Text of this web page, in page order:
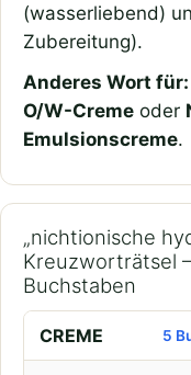
(wasserliebend)
Zubereitung).
Anderes Wort für:
O/W-Creme oder
Emulsionscreme.
„nichtionische
Kreuzworträtsel
Buchstaben
CREME 5